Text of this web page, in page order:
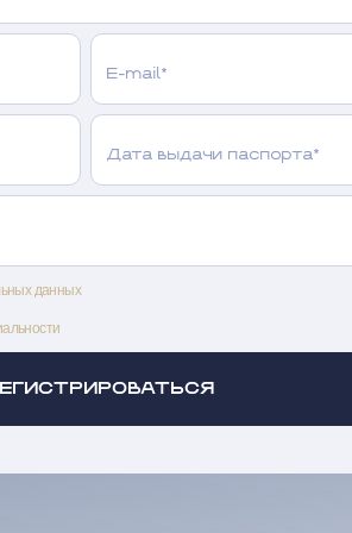
E-mail*
Дата выдачи паспорта*
данных